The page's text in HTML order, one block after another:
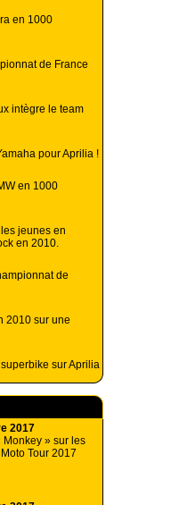
en 1000
de France
intègre le team
pour Aprilia !
en 1000
jeunes en
en 2010.
de
2010 sur une
sur Aprilia
2017
Monkey » sur les
Tour 2017